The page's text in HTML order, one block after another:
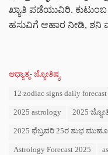
ಖ್ಯಾತಿ ಪಡೆಯುವಿರಿ.
ಹಸುವಿಗೆ ಆಹಾರ ನೀಡಿ, ಶನಿ
C
ಆಧ್ಯಾತ್ಮ- ಜ್ಯೋತಿಷ್ಯ
12 zodiac signs daily
2025 astrology 2025
2025 ಫೆಬ್ರವರಿ 25ರ ಶುಭ
Astrology Forecast 2025